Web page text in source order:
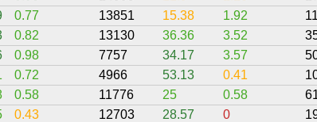
0.77 13851 15.38 1.92
0.82 13130 36.36 3.52
0.98 7757 34.17 3.57
0.72 4966 53.13 0.41
0.58 11776 25 0.58
0.43 12703 28.57 0